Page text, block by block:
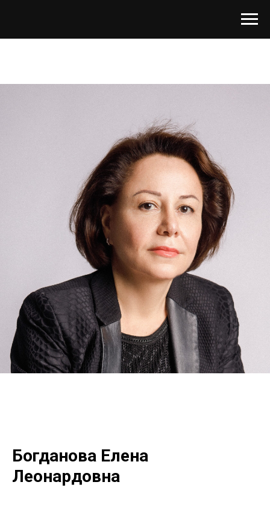
Богданова Елена
Леонардовна